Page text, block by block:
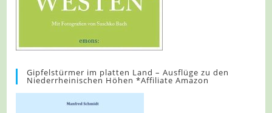
Gipfelstürmer im platten Land – Ausflüge zu den
Niederrheinischen Höhen *Affiliate Amazon